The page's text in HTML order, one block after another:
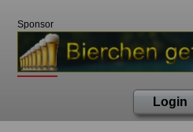
Sponsor
Login